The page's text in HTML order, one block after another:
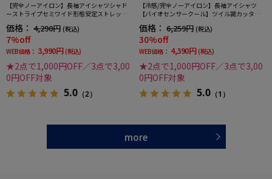
【完全ノーアイロン】長袖アイシャツシャド
ーストライプセミワイド形態安定ストレッチ
吸汗速乾ワイシャツ通年
価格： 4,290円 (税込)
7%off
WEB価格： 3,990円 (税込)
★2点で1,000円OFF／3点で3,00
0円OFF対象
5.0 （2）
【冷感/完全ノーアイロン】長袖アイシャツ
【バイオセンサークール】ツイル調カッタウ
ェイ織柄無地形態安定ストレッチ防汚効果吸
汗速乾ワイシャツ春夏
価格： 6,259円 (税込)
30%off
WEB価格： 4,390円 (税込)
★2点で1,000円OFF／3点で3,00
0円OFF対象
5.0 （1）
more